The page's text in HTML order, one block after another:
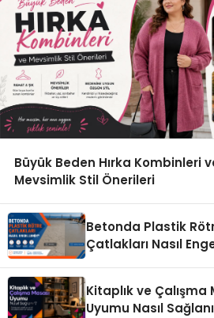
Büyük Beden Hırka Kombinleri
Mevsimlik Stil Önerileri
Betonda Plastik
Çatlakları Nasıl
Kitaplık ve Çalışma
Uyumu Nasıl